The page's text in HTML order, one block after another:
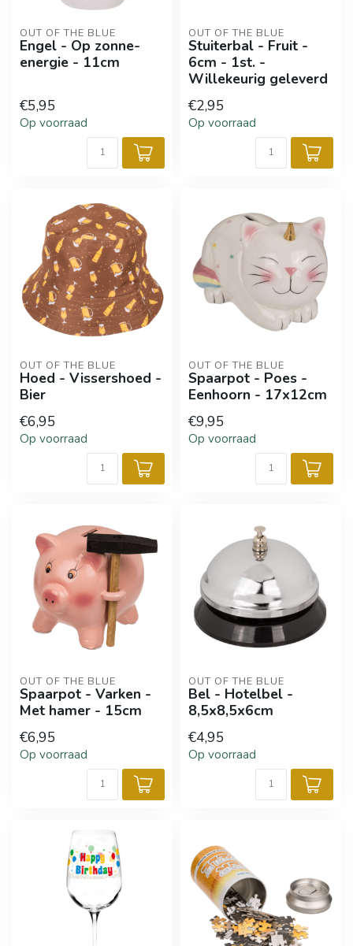
OUT OF THE BLUE
Engel - Op zonne-
energie - 11cm
€5,95
Op voorraad
OUT OF THE BLUE
Stuiterbal - Fruit -
6cm - 1st. -
Willekeurig geleverd
€2,95
Op voorraad
OUT OF THE BLUE
Hoed - Vissershoed -
Bier
€6,95
Op voorraad
OUT OF THE BLUE
Spaarpot - Poes -
Eenhoorn - 17x12cm
€9,95
Op voorraad
OUT OF THE BLUE
Spaarpot - Varken -
Met hamer - 15cm
€6,95
Op voorraad
OUT OF THE BLUE
Bel - Hotelbel -
8,5x8,5x6cm
€4,95
Op voorraad